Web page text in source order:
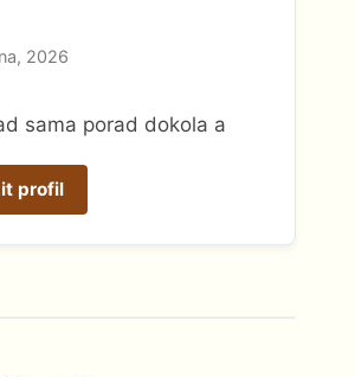
2026
sama porad dokola a
profil